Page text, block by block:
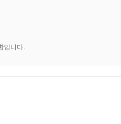
입니다.